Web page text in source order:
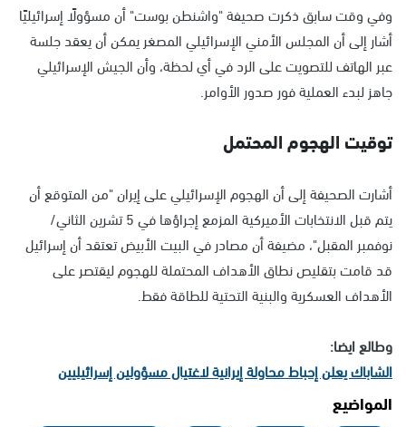
وفي وقت سابق ذكرت صحيفة "واشنطن بوست" أن مسؤولًا إسرائيليًا
أشار إلى أن المجلس الأمني الإسرائيلي المصغر يمكن أن يعقد جلسة
عبر الهاتف للتصويت على الرد في أي لحظة، وأن الجيش الإسرائيلي
جاهز لبدء العملية فور صدور الأوامر.
توقيت الهجوم المحتمل
أشارت الصحيفة إلى أن الهجوم الإسرائيلي على إيران "من المتوقع أن
يتم قبل الانتخابات الأميركية المزمع إجراؤها في 5 تشرين الثاني/
نوفمبر المقبل"، مضيفة أن مصادر في البيت الأبيض تعتقد أن إسرائيل
قد قامت بتقليص نطاق الأهداف المحتملة للهجوم ليقتصر على
الأهداف العسكرية والبنية التحتية للطاقة فقط.
وطالع ايضا:
الشاباك يعلن إحباط محاولة إيرانية لاغتيال مسؤولين إسرائيليين
المواضيع